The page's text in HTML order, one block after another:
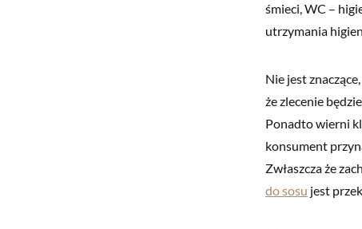
śmieci, WC –
utrzymania
Nie jest
że zlecenie
Ponadto wierni
konsument
Zwłaszcza że
do sosu jest